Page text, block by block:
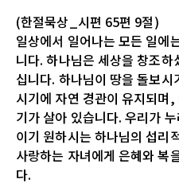
(한절묵상_시편 65편 9절)
일상에서 일어나는 모든 일에
니다. 하나님은 세상을 창조
십니다. 하나님이 땅을 돌보
시기에 자연 경관이 유지되며
기가 살아 있습니다. 우리가
이기 원하시는 하나님의 섭리
사랑하는 자녀에게 은혜와 복
다.